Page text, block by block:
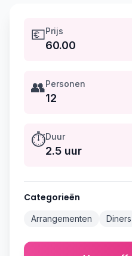
💶Prijs
60.00
👥Personen
12
⏱️Duur
2.5 uur
Categorieën
Arrangementen Diners